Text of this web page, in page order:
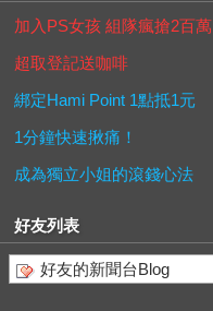
加入PS女孩 組隊瘋搶2百萬
超取登記送咖啡
綁定Hami Point 1點抵1元
1分鐘快速揪痛！
成為獨立小姐的滾錢心法
好友列表
好友的新聞台Blog